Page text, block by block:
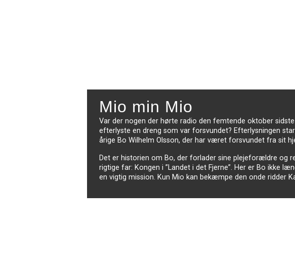
Mio min Mio
Var der nogen der hørte radio den femtende oktober
efterlyste en dreng som var forsvundet? Efterlysningen
årige Bo Wilhelm Olsson, der har været forsvundet fra sit
Det er historien om Bo, der forlader sine plejeforældre og
rigtige far: Kongen i ”Landet i det Fjerne”. Her er Bo ikke
en vigtig mission. Kun Mio kan bekæmpe den onde ridder